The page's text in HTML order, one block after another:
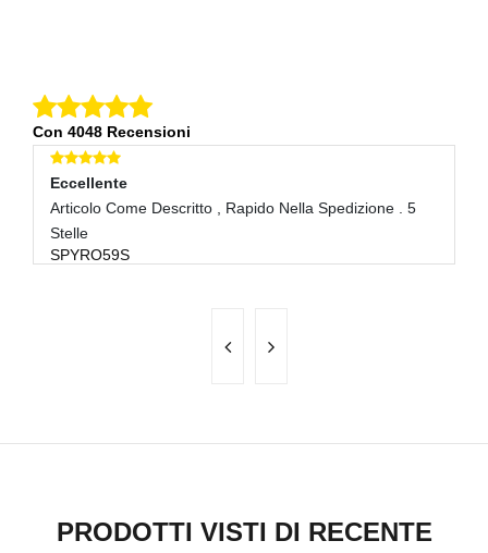
Con 4048 Recensioni
Eccellente
Articolo Come Descritto , Rapido Nella Spedizione . 5
Stelle
SPYRO59S
PRODOTTI VISTI DI RECENTE